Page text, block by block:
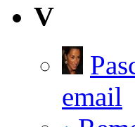
V
email